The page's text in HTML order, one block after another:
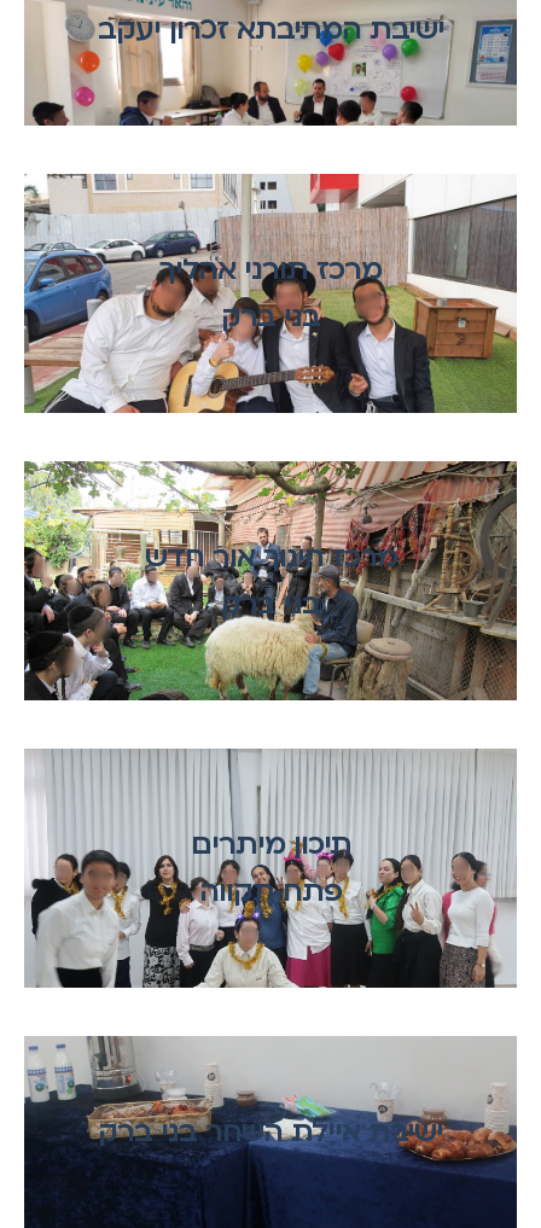
ישיבת המתיבתא זכרון יעקב
מרכז תורני אהליך
בני ברק
מרכז חינוך אור חדש
בני ברק
תיכון מיתרים
פתח תקווה
ישיבת איילת השחר בני ברק